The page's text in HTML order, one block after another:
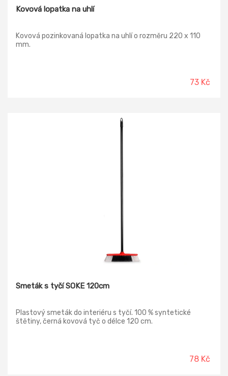
Kovová lopatka na uhlí
Kovová pozinkovaná lopatka na uhlí o rozměru 220 x 110
mm.
73 Kč
Smeták s tyčí SOKE 120cm
Plastový smeták do interiéru s tyčí. 100 % syntetické
štětiny, černá kovová tyč o délce 120 cm.
78 Kč